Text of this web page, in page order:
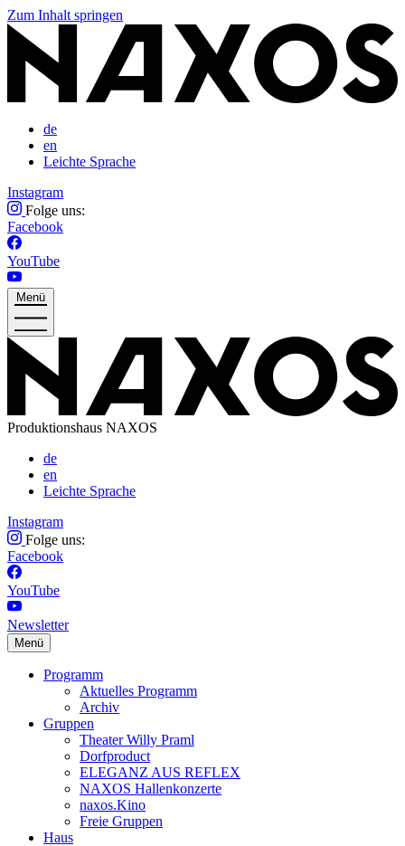
Zum Inhalt springen
de
en
Leichte Sprache
Instagram
Folge uns:
Facebook
YouTube
Menü
Produktionshaus NAXOS
de
en
Leichte Sprache
Instagram
Folge uns:
Facebook
YouTube
Newsletter
Menü
Programm
Aktuelles Programm
Archiv
Gruppen
Theater Willy Praml
Dorfproduct
ELEGANZ AUS REFLEX
NAXOS Hallenkonzerte
naxos.Kino
Freie Gruppen
Haus